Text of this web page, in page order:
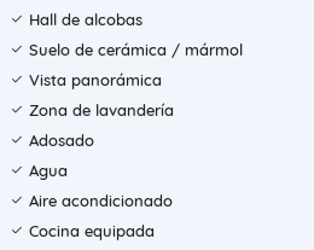
Hall de alcobas
Suelo de cerámica / mármol
Vista panorámica
Zona de lavandería
Adosado
Agua
Aire acondicionado
Cocina equipada